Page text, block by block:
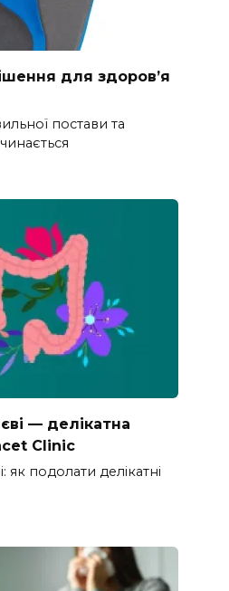
для здоров’я
постави та
— делікатна
Clinic
як подолати делікатні